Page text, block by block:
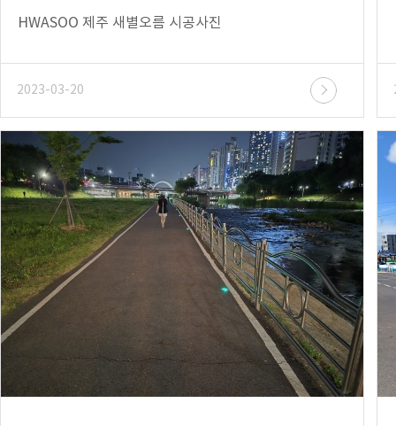
HWASOO 제주 새별오름 시공사진
2023-03-20